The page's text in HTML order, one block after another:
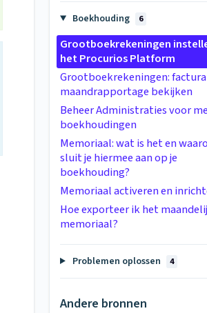
Boekhouding 6
Grootboekrekeningen
het Procurios Platform
Grootboekrekeningen:
maandrapportage bekijken
Beheer Administraties voor
boekhoudingen
Memoriaal: wat is het en
sluit je hiermee aan op je
boekhouding?
Memoriaal activeren en
Hoe exporteer ik het
memoriaal?
Problemen oplossen 4
Andere bronnen